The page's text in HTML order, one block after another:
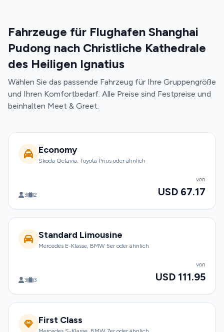
Fahrzeuge für Flughafen Shanghai
Pudong nach Christliche Kathedrale
des Heiligen Ignatius
Wählen Sie das passende Fahrzeug für Ihre Gruppengröße
und Ihren Komfortbedarf. Alle Preise sind Festpreise und
beinhalten Meet & Greet.
Economy
Skoda Octavia, Toyota Prius oder ähnlich
3 2
von
USD 67.17
Standard Limousine
Mercedes E-Klasse, BMW 5er oder ähnlich
3 3
von
USD 111.95
First Class